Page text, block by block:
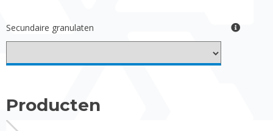
Secundaire granulaten
Producten